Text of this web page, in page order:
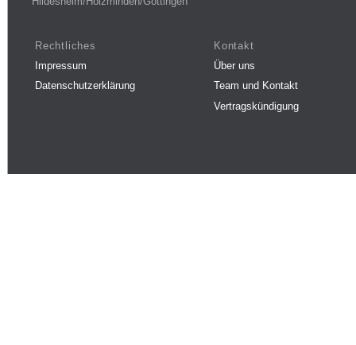
Rechtliches
Impressum
Datenschutzerklärung
Kontakt
Über uns
Team und Kontakt
Vertragskündigung